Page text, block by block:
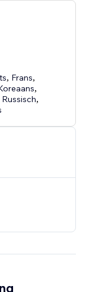
, Frans,
,
Russisch,